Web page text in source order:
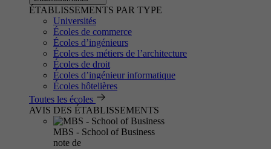
ÉTABLISSEMENTS PAR TYPE
Universités
Écoles de commerce
Écoles d’ingénieurs
Écoles des métiers de l’architecture
Écoles de droit
Écoles d’ingénieur informatique
Écoles hôtelières
Toutes les écoles
AVIS DES ÉTABLISSEMENTS
MBS - School of Business
note de